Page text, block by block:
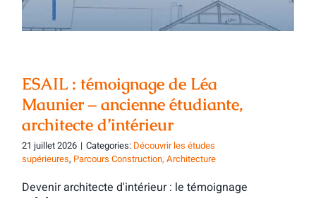
ESAIL : témoignage de Léa
Maunier – ancienne étudiante,
architecte d’intérieur
21 juillet 2026 | Categories: Découvrir les études
supérieures, Parcours Construction, Architecture
Devenir architecte d'intérieur : le témoignage